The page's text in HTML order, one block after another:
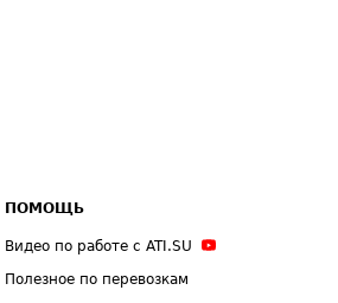
ПОМОЩЬ
Видео по работе с ATI.SU
Полезное по перевозкам